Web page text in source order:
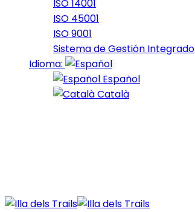
ISO 14001
ISO 45001
ISO 9001
Sistema de Gestión Integrado
Idioma:
Español
Català